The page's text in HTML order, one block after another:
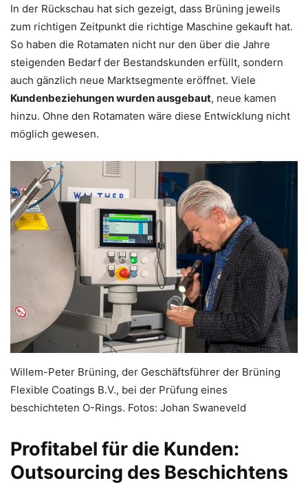
In der Rückschau hat sich gezeigt, dass Brüning jeweils
zum richtigen Zeitpunkt die richtige Maschine gekauft hat.
So haben die Rotamaten nicht nur den über die Jahre
steigenden Bedarf der Bestandskunden erfüllt, sondern
auch gänzlich neue Marktsegmente eröffnet. Viele
Kundenbeziehungen wurden ausgebaut, neue kamen
hinzu. Ohne den Rotamaten wäre diese Entwicklung nicht
möglich gewesen.
Willem-Peter Brüning, der Geschäftsführer der Brüning
Flexible Coatings B.V., bei der Prüfung eines
beschichteten O-Rings. Fotos: Johan Swaneveld
Profitabel für die Kunden:
Outsourcing des Beschichtens